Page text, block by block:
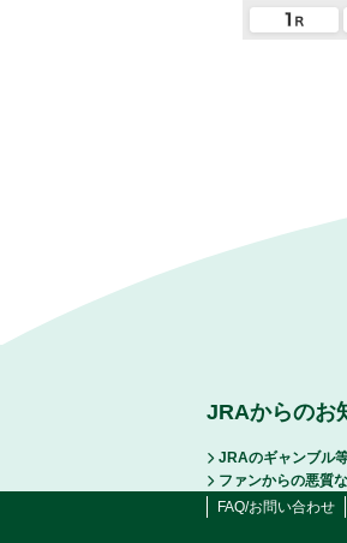
JRAからのお
JRAのギャンブル
ファンからの悪質
FAQ/お問い合わせ